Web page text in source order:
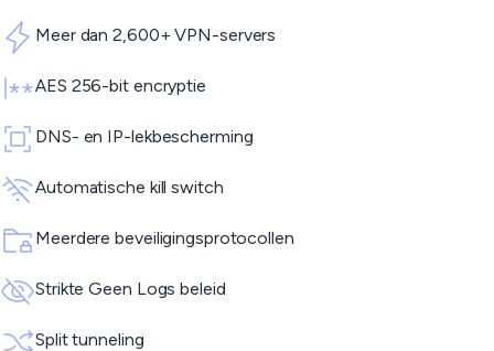
Meer dan 2,600+ VPN-servers
AES 256-bit encryptie
DNS- en IP-lekbescherming
Automatische kill switch
Meerdere beveiligingsprotocollen
Strikte Geen Logs beleid
Split tunneling